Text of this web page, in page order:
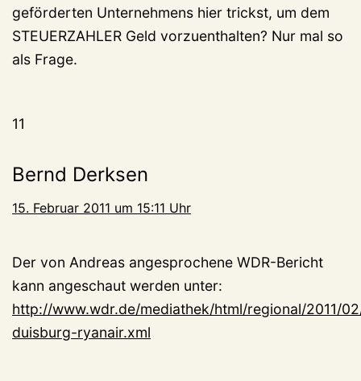
geförderten Unternehmens hier trickst, um dem
STEUERZAHLER Geld vorzuenthalten? Nur mal so
als Frage.
11
Bernd Derksen
15. Februar 2011 um 15:11 Uhr
Der von Andreas angesprochene WDR-Bericht
kann angeschaut werden unter:
http://www.wdr.de/mediathek/html/regional/2011/
duisburg-ryanair.xml